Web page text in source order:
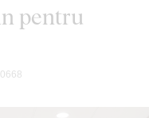
pentru